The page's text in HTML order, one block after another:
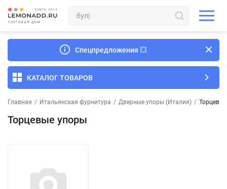
Спецпредложения 💥
КАТАЛОГ ТОВАРОВ
Главная / Итальянская фурнитура / Дверные упоры (Италия) /
Торцевые упоры